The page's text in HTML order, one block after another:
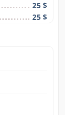
25 $
25 $